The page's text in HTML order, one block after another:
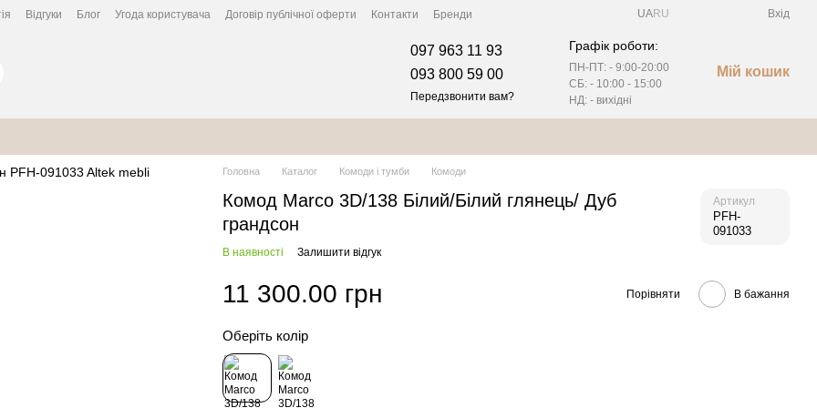
Відгуки Блог Угода користувача Договір публічної оферти Контакти
Бренди
UARU Вхід
097 963 11 93
093 800 59 00
Передзвонити вам?
Графік роботи:
ПН-ПТ: - 9:00-20:00
СБ: - 10:00 - 15:00
НД: - вихідні
Мій кошик
Головна Каталог Комоди і тумби Комоди
Комод Marco 3D/138 Білий/Білий глянець/ Дуб
грандсон
Артикул
PFH-
091033
В наявності Залишити відгук
11 300.00 грн Порівняти В бажання
Оберіть колір